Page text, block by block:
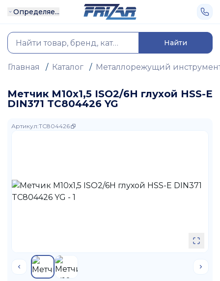
Определяе...
Найти
Главная / Каталог / Металлорежущий
Метчик М10х1,5 ISO2/6H глухой HSS-E
DIN371 TC804426 YG
Артикул:TC804426